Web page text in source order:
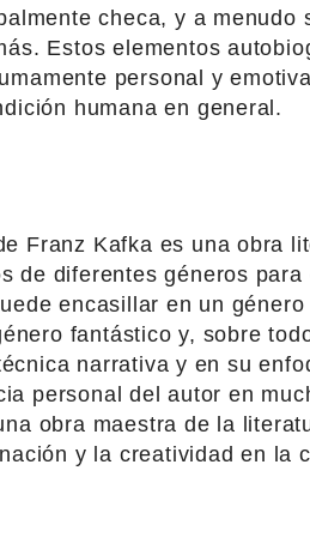
checa, y a menudo
Estos elementos
personal y
humana en general.
Franz Kafka es una obra
de diferentes géneros para
encasillar en un
fantástico y, sobre
narrativa y en su
personal del autor en
obra maestra de la
y la creatividad en la